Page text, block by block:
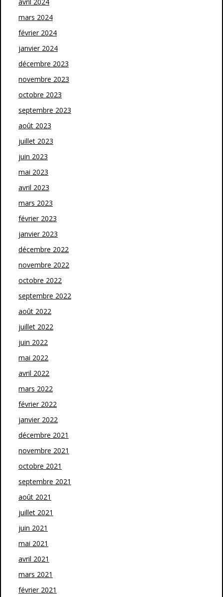
mars 2024
février 2024
janvier 2024
décembre 2023
novembre 2023
octobre 2023
septembre 2023
août 2023
juillet 2023
juin 2023
mai 2023
avril 2023
mars 2023
février 2023
janvier 2023
décembre 2022
novembre 2022
octobre 2022
septembre 2022
août 2022
juillet 2022
juin 2022
mai 2022
avril 2022
mars 2022
février 2022
janvier 2022
décembre 2021
novembre 2021
octobre 2021
septembre 2021
août 2021
juillet 2021
juin 2021
mai 2021
avril 2021
mars 2021
février 2021